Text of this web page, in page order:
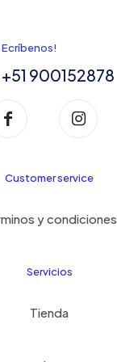
Ecríbenos!
+51 900152878
Customer service
y condiciones
Servicios
Tienda